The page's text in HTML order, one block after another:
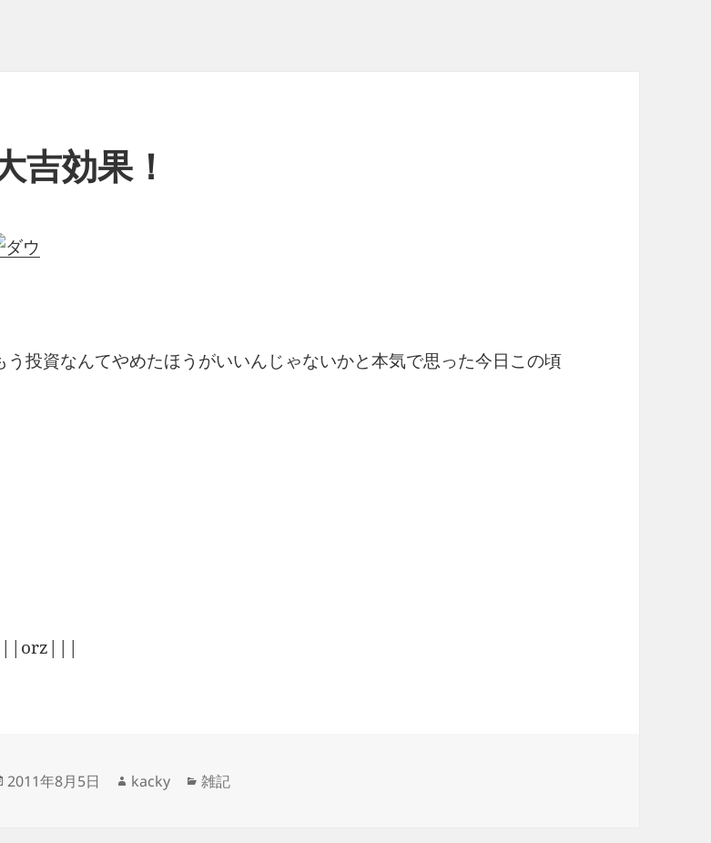
吉効果！
う投資なんてやめたほうがいいんじゃないかと本気で思った今日この頃
投
2011年8月5日
作
kacky
カ
雑記